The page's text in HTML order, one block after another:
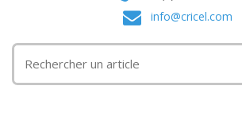
info@cricel.com